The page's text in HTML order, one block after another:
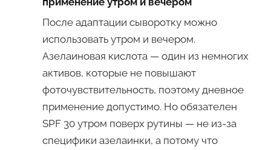
После адаптации сыворотку можно
использовать утром и вечером.
Азелаиновая кислота — один из немногих
активов, которые не повышают
фоточувствительность, поэтому дневное
применение допустимо. Но обязателен
SPF 30 утром поверх рутины — не из-за
специфики азелаинки, а потому что